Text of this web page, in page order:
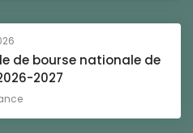
de bourse nationale de
2027